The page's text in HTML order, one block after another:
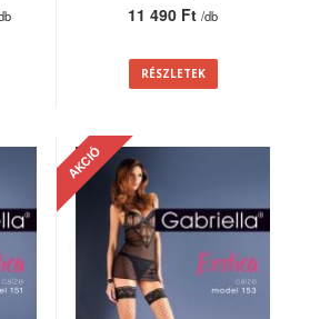
11 490 Ft/db
RÉSZLETEK
AKCIÓ